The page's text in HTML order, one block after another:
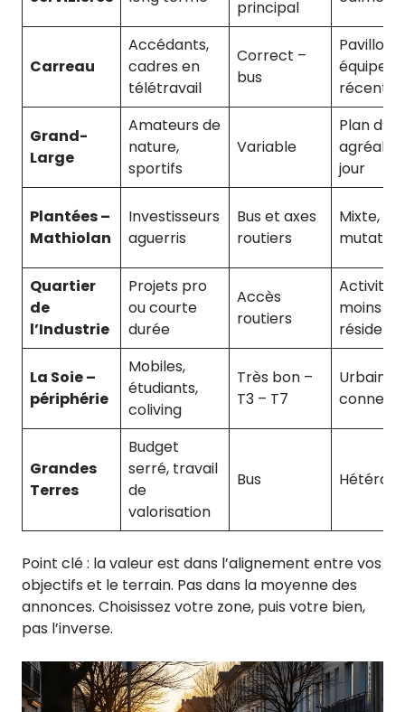
principal
Carreau
Accédants,
cadres en
télétravail
Correct –
bus
récents
Grand-
Large
Amateurs de
nature,
sportifs
Variable
Plan
jour
Plantées –
Mathiolan
Investisseurs
aguerris
Bus et axes
routiers
Mixte, en
mutation
Quartier
de
l’Industrie
Projets pro
ou courte
durée
Accès
routiers
Activité,
moins
La Soie –
périphérie
Mobiles,
étudiants,
coliving
Très bon –
T3 – T7
Urbain,
Grandes
Terres
Budget
serré, travail
de
valorisation
Bus
Point clé : la valeur est dans l’alignement entre vos
objectifs et le terrain. Pas dans la moyenne des
annonces. Choisissez votre zone, puis votre bien,
pas l’inverse.